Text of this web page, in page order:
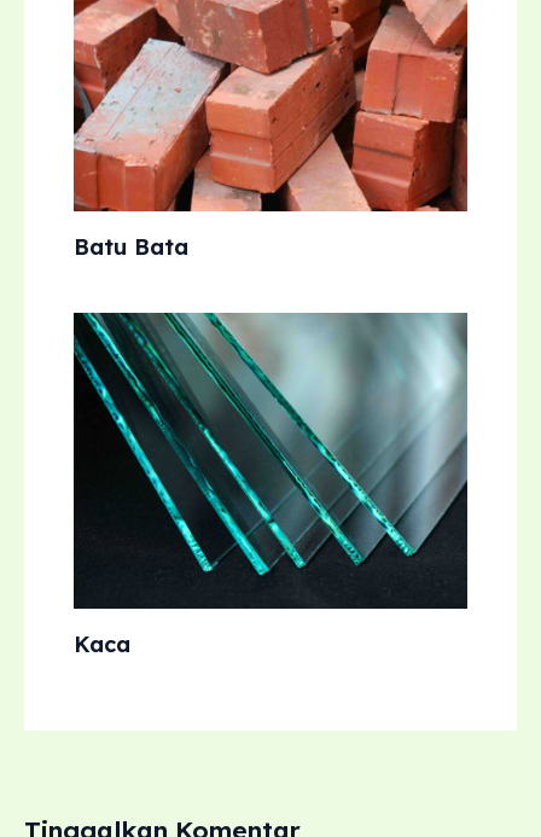
Batu Bata
Kaca
Tinggalkan Komentar